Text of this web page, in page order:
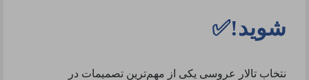
شوید!✅
نتخاب تالار عروسی یکی از مهم‌ترین تصمیمات در